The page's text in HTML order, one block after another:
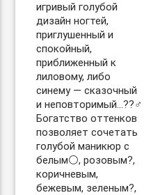
игривый голубой
дизайн ногтей,
приглушенный и
спокойный,
приближенный к
лиловому, либо
синему — сказочный
и неповторимый…??‍♂️
Богатство оттенков
позволяет сочетать
голубой маникюр с
белым⚪️, розовым?,
коричневым,
бежевым, зеленым?,